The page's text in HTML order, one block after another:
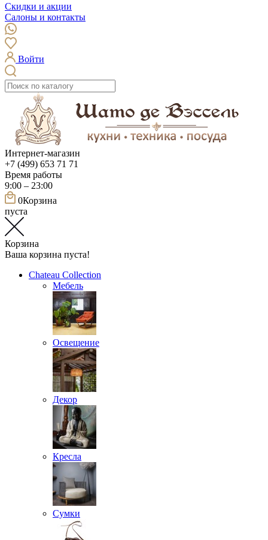
Скидки и акции
Салоны и контакты
Войти
Интернет-магазин
+7 (499) 653 71 71
Время работы
9:00 – 23:00
0Корзина
пуста
Корзина
Ваша корзина пуста!
Chateau Collection
Мебель
Освещение
Декор
Кресла
Сумки